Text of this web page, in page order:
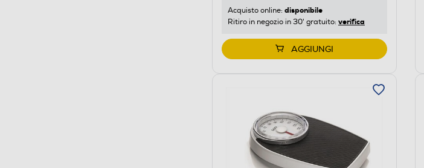
Acquisto online: disponibile
Ritiro in negozio in 30' gratuito: verifica
AGGIUNGI